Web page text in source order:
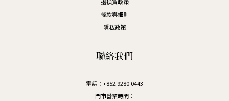
條款與細則
隱私政策
聯絡我們
電話：+852 9280 0443
門市營業時間：